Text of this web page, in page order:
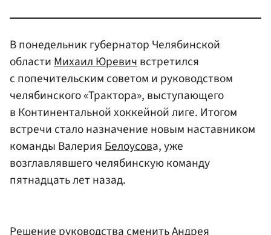
В понедельник губернатор Челябинской
области Михаил Юревич встретился
с попечительским советом и руководством
челябинского «Трактора», выступающего
в Континентальной хоккейной лиге. Итогом
встречи стало назначение новым наставником
команды Валерия Белоусова, уже
возглавлявшего челябинскую команду
пятнадцать лет назад.
Решение руководства сменитьАндрея